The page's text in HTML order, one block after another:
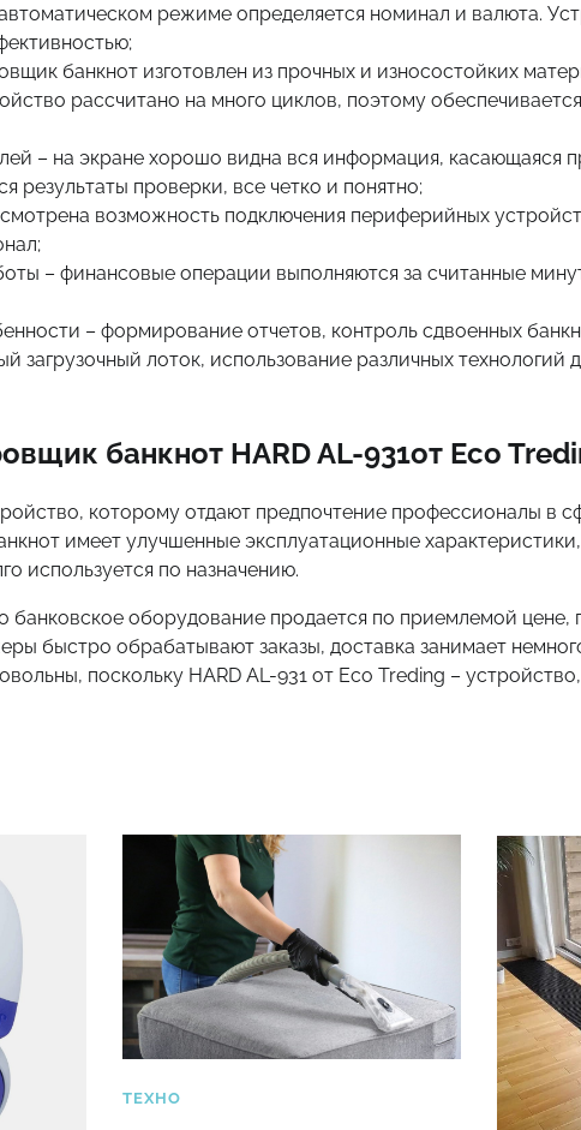
режиме определяется номинал и валюта.
банкнот изготовлен из прочных и износостойких
рассчитано на много циклов, поэтому
– на экране хорошо видна вся информация, касающаяся
результаты проверки, все четко и понятно;
возможность подключения периферийных
– финансовые операции выполняются за считанные
– формирование отчетов, контроль сдвоенных
загрузочный лоток, использование различных технологий
банкнот HARD AL-931от Eco
которому отдают предпочтение профессионалы в
имеет улучшенные эксплуатационные
используется по назначению.
банковское оборудование продается по приемлемой цене,
быстро обрабатывают заказы, доставка занимает
поскольку HARD AL-931 от Eco Treding –
ТЕХНО